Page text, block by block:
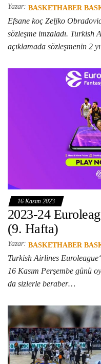
Yazar: BASKETHABER
Efsane koç Zeljko
sözleşme imzaladı. Turkish
açıklamada sözleşmenin 2
16 Kasım 2023
2023-24
(9. Hafta)
Yazar: BASKETHABER
Turkish Airlines
16 Kasım Perşembe günü
da sizlerle beraber…